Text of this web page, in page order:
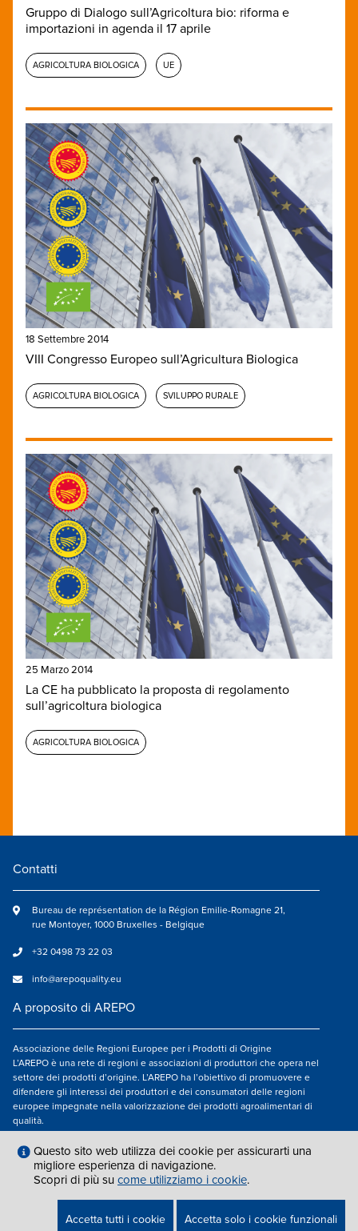
Gruppo di Dialogo sull’Agricoltura bio: riforma e
importazioni in agenda il 17 aprile
AGRICOLTURA BIOLOGICA UE
18 Settembre 2014
VIII Congresso Europeo sull’Agricultura Biologica
AGRICOLTURA BIOLOGICA SVILUPPO RURALE
25 Marzo 2014
La CE ha pubblicato la proposta di regolamento
sull’agricoltura biologica
AGRICOLTURA BIOLOGICA
Contatti
Bureau de représentation de la Région Emilie-Romagne 21,
rue Montoyer, 1000 Bruxelles - Belgique
+32 0498 73 22 03
info@arepoquality.eu
A proposito di AREPO
Associazione delle Regioni Europee per i Prodotti di Origine
L’AREPO è una rete di regioni e associazioni di produttori che opera nel
settore dei prodotti d’origine. L’AREPO ha l’obiettivo di promuovere e
difendere gli interessi dei produttori e dei consumatori delle regioni
europee impegnate nella valorizzazione dei prodotti agroalimentari di
qualità.
Seguici su
AVVISO LEGALE|INFO@AREPOQUALITY.EU| © COPYRIGHT 2021 — 2026
Questo sito web utilizza dei cookie per assicurarti una
migliore esperienza di navigazione.
Scopri di più su come utilizziamo i cookie.
Accetta tutti i cookie Accetta solo i cookie funzionali